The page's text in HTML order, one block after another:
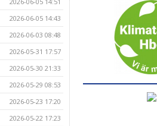
2026-06-05 14:43
2026-06-03 08:48
2026-05-31 17:57
2026-05-30 21:33
2026-05-29 08:53
2026-05-23 17:20
2026-05-22 17:23